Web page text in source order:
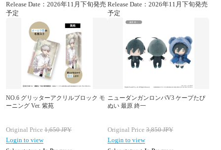
Release Date：2026年11月下旬発売
予定
Release Date：2026年11月下旬発売
予定
NO.6 グリッターアクリルブロック モ
ーニング Ver. 紫苑
Original Price 1,650JPY
Login to view
ニューダンガンロンパV3 ケープたぴ
ぬい 最原 終一
Original Price 3,850JPY
Login to view